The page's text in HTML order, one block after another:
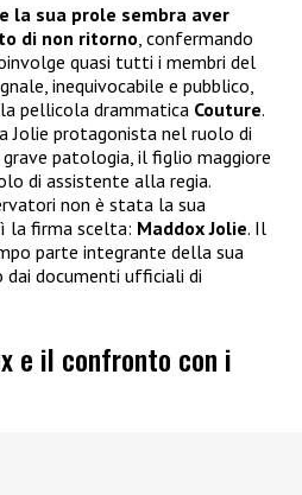
la sua prole sembra aver
di non ritorno , confermando
quasi tutti i membri del
inequivocabile e pubblico,
pellicola drammatica Couture.
Jolie protagonista nel ruolo di
patologia, il figlio maggiore
di assistente alla regia.
non è stata la sua
la firma scelta: Maddox Jolie. Il
parte integrante della sua
dai documenti ufficiali di
e il confronto con i